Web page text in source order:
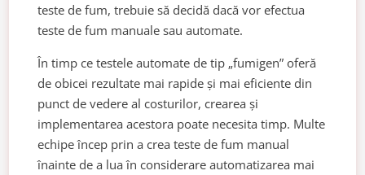
teste de fum, trebuie să decidă dacă vor efectua
teste de fum manuale sau automate.
În timp ce testele automate de tip „fumigen” oferă
de obicei rezultate mai rapide și mai eficiente din
punct de vedere al costurilor, crearea și
implementarea acestora poate necesita timp. Multe
echipe încep prin a crea teste de fum manual
înainte de a lua în considerare automatizarea mai